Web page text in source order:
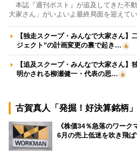
本誌『週刊ポスト』が追及してきた不
大家さん」がいよいよ最終局面を迎えて
【独走スクープ・みんなで大家さん】
ジェクト”の計画変更の裏で起き…
【追及スクープ・みんなで大家さん】
明かされる柳瀬健一・代表の思…
古賀真人「発掘！好決算銘柄」
《株価34％急落のワーク
6月の売上低迷を吹き飛